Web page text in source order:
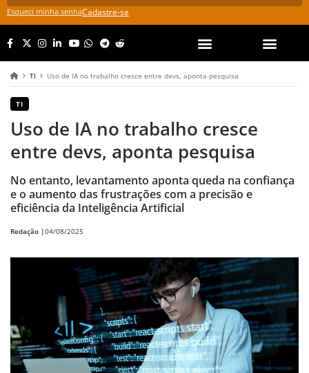
Esqueci minha senhaCadastre-se
TI Uso de IA no trabalho cresce entre devs, aponta pesquisa
TI
Uso de IA no trabalho cresce
entre devs, aponta pesquisa
No entanto, levantamento aponta queda na confiança
e o aumento das frustrações com a precisão e
eficiência da Inteligência Artificial
Redação |04/08/2025